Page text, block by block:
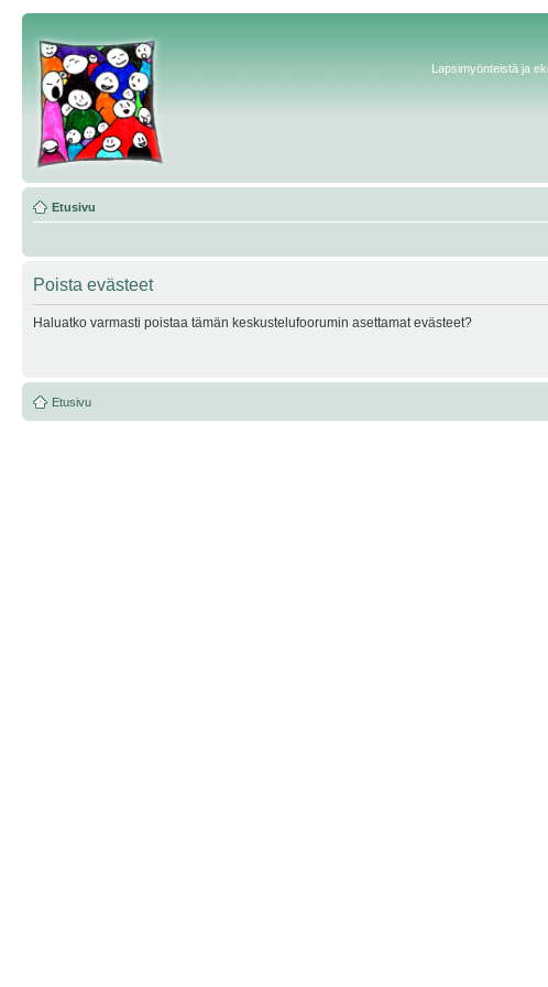
Lapsimyönteistä ja
Etusivu
Poista evästeet
Haluatko varmasti poistaa tämän keskustelufoorumin asettamat evästeet?
Etusivu